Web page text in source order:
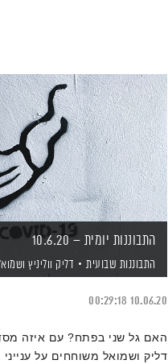
התבוננות יומית – 10.6.20
התבוננות שבועית דליק ווליניץ
10.06.20
00:29:18
האם גל שני בפתח? עם איזה מסד
דליק ושמואל משוחחים על